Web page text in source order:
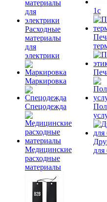
Расходные
материалы
для
электрики
Маркировка
Спецодежда
Медицинские
расходные
материалы
1c
для